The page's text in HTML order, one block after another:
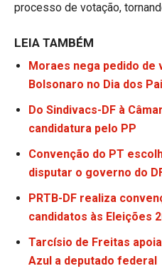
processo de votação,
LEIA TAMBÉM
Moraes nega pedido de
Bolsonaro no Dia dos
Do Sindivacs-DF à
candidatura pelo PP
Convenção do PT
disputar o governo do
PRTB-DF realiza
candidatos às Eleições
Tarcísio de Freitas
Azul a deputado federal